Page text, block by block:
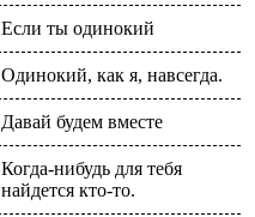
Если ты одинокий
Одинокий, как я, навсегда.
Давай будем вместе
Когда-нибудь для тебя
найдется кто-то.